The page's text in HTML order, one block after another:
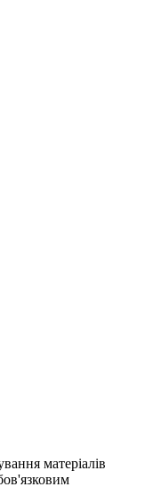
матеріалів